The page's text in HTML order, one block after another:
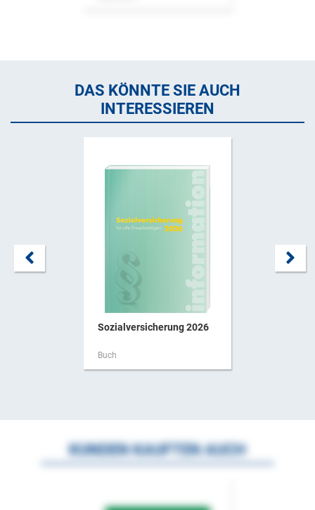
DAS KÖNNTE SIE AUCH
INTERESSIEREN
Sozialversicherung 2026
Buch
KUNDEN KAUFTEN AUCH